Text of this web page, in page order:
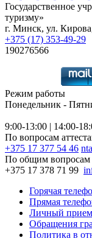
Государственное
туризму»
г. Минск, ул.
+375 (17) 353-49-29
190276566
Режим работы
Понедельник -
9:00-13:00 | 14:00-
По вопросам
+375 17 377 54 46
По общим вопросам
+375 17 378 71 99
Горячая
Прямая
Личный прием
Обращения
Политика в